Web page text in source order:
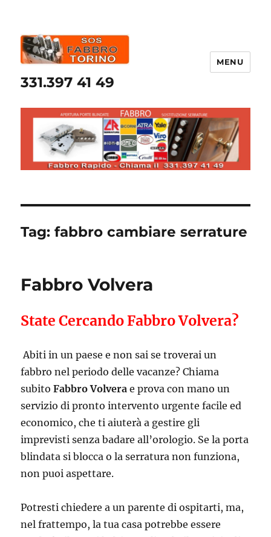
331.397 41 49
MENU
Tag:fabbro cambiare serrature
Fabbro Volvera
State Cercando Fabbro Volvera?
Abiti in un paese e non sai se troverai un
fabbro nel periodo delle vacanze? Chiama
subitoFabbro Volvera e prova con mano un
servizio di pronto intervento urgente facile ed
economico, che ti aiuterà a gestire gli
imprevisti senza badare all’orologio. Se la porta
blindata si blocca o la serratura non funziona,
non puoi aspettare.
Potresti chiedere a un parente di ospitarti, ma,
nel frattempo, la tua casa potrebbe essere